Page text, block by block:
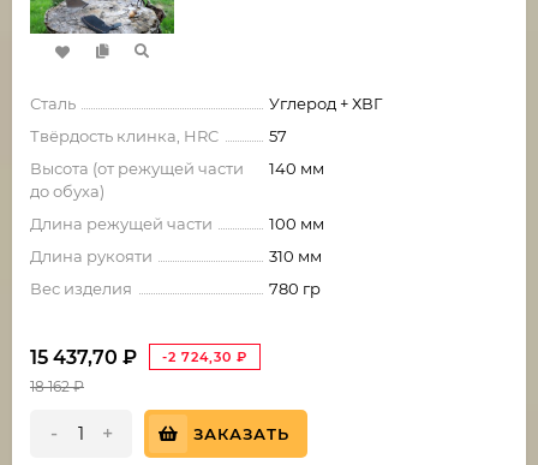
Сталь
Углерод + ХВГ
Твёрдость клинка, HRC
57
Высота (от режущей части
до обуха)
140 мм
Длина режущей части
100 мм
Длина рукояти
310 мм
Вес изделия
780 гр
15 437,70 ₽ -2 724,30 ₽
18 162₽
- + ЗАКАЗАТЬ